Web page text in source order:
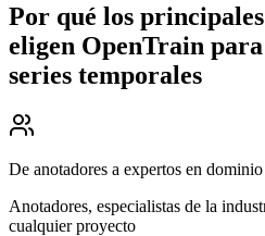
Por qué los
eligen OpenTrain
series temporales
De anotadores a expertos en dominio
Anotadores, especialistas de la
cualquier proyecto